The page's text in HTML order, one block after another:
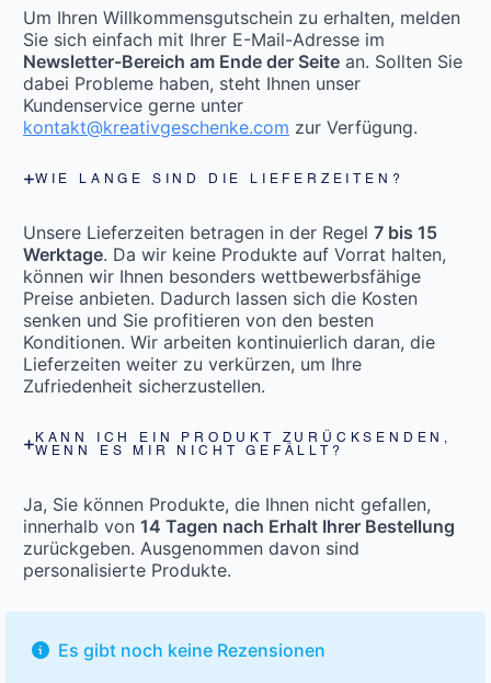
Um Ihren Willkommensgutschein zu erhalten, melden
Sie sich einfach mit Ihrer E-Mail-Adresse im
Newsletter-Bereich am Ende der Seite an. Sollten Sie
dabei Probleme haben, steht Ihnen unser
Kundenservice gerne unter
kontakt@kreativgeschenke.com zur Verfügung.
WIE LANGE SIND DIE LIEFERZEITEN?
Unsere Lieferzeiten betragen in der Regel 7 bis 15
Werktage. Da wir keine Produkte auf Vorrat halten,
können wir Ihnen besonders wettbewerbsfähige
Preise anbieten. Dadurch lassen sich die Kosten
senken und Sie profitieren von den besten
Konditionen. Wir arbeiten kontinuierlich daran, die
Lieferzeiten weiter zu verkürzen, um Ihre
Zufriedenheit sicherzustellen.
KANN ICH EIN PRODUKT ZURÜCKSENDEN,
WENN ES MIR NICHT GEFÄLLT?
Ja, Sie können Produkte, die Ihnen nicht gefallen,
innerhalb von 14 Tagen nach Erhalt Ihrer Bestellung
zurückgeben. Ausgenommen davon sind
personalisierte Produkte.
Es gibt noch keine Rezensionen